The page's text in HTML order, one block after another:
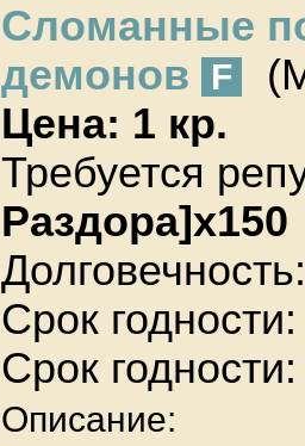
Сломанные
демонов
F
Цена: 1 кр.
Требуется
Раздора]x150
Срок
Срок
Описание: